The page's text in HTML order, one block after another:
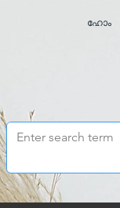
ഹോം